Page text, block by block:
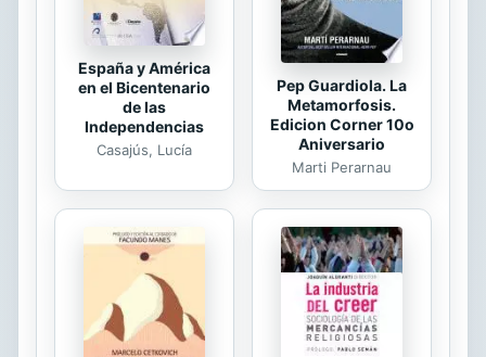
España y América
en el Bicentenario
de las
Independencias
Casajús, Lucía
Pep Guardiola. La
Metamorfosis.
Edicion Corner 10o
Aniversario
Marti Perarnau